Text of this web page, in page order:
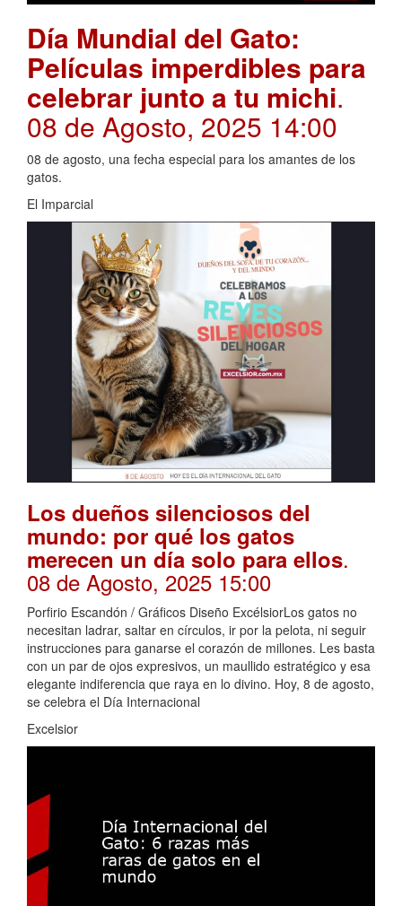
Día Mundial del Gato:
Películas imperdibles para
celebrar junto a tu michi.
08 de Agosto, 2025 14:00
08 de agosto, una fecha especial para los amantes de los
gatos.
El Imparcial
Los dueños silenciosos del
mundo: por qué los gatos
merecen un día solo para ellos.
08 de Agosto, 2025 15:00
Porfirio Escandón / Gráficos Diseño ExcélsiorLos gatos no
necesitan ladrar, saltar en círculos, ir por la pelota, ni seguir
instrucciones para ganarse el corazón de millones. Les basta
con un par de ojos expresivos, un maullido estratégico y esa
elegante indiferencia que raya en lo divino. Hoy, 8 de agosto,
se celebra el Día Internacional
Excelsior